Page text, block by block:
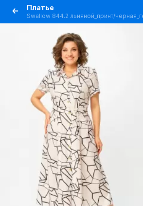
Платье
Swallow 844.2 льняной_принт/